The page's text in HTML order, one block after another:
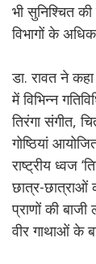
भी सुनिश्चित
विभागों के
डा. रावत ने
में विभिन्न
तिरंगा संगीत,
गोष्ठियां
राष्ट्रीय ध्वज
छात्र-छात्राओं
प्राणों की बाजी
वीर गाथाओं के